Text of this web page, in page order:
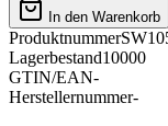
In den Warenkorb
Produktnummer
Lagerbestand10000
GTIN/EAN-
Herstellernummer-